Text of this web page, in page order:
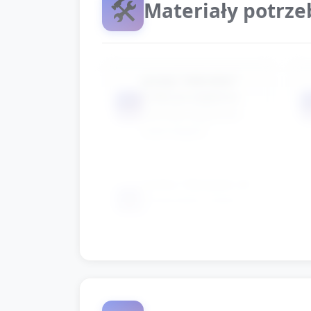
🛠️ Materiały